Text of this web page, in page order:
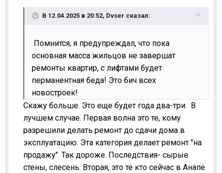
В 12.04.2025 в 20:52, Dvser сказал:
Помнится, я предупреждал, что пока
основная масса жильцов не завершат
ремонты квартир, с лифтами будет
перманентная беда! Это бич всех
новостроек!
Скажу больше. Это еще будет года два-три. В
лучшем случае. Первая волна это те, кому
разрешили делать ремонт до сдачи дома в
эксплуатацию. Эта категория делает ремонт "на
продажу". Так дороже. Последствия- сырые
стены, слесень. Вторая, это те кто сейчас в Анапе